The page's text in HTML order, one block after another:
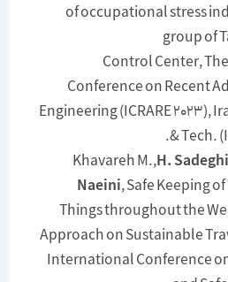
of occupational
Control
Conference on
Engineering (ICRARE
&
H.
Naeini, Safe
Things throughout
Approach on
International